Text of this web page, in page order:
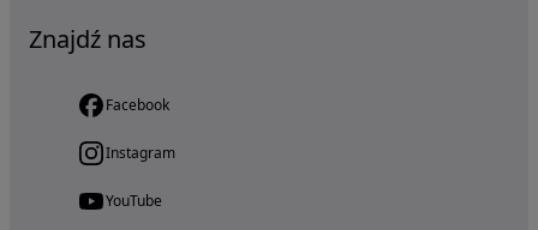
Znajdź nas
Facebook
Instagram
YouTube